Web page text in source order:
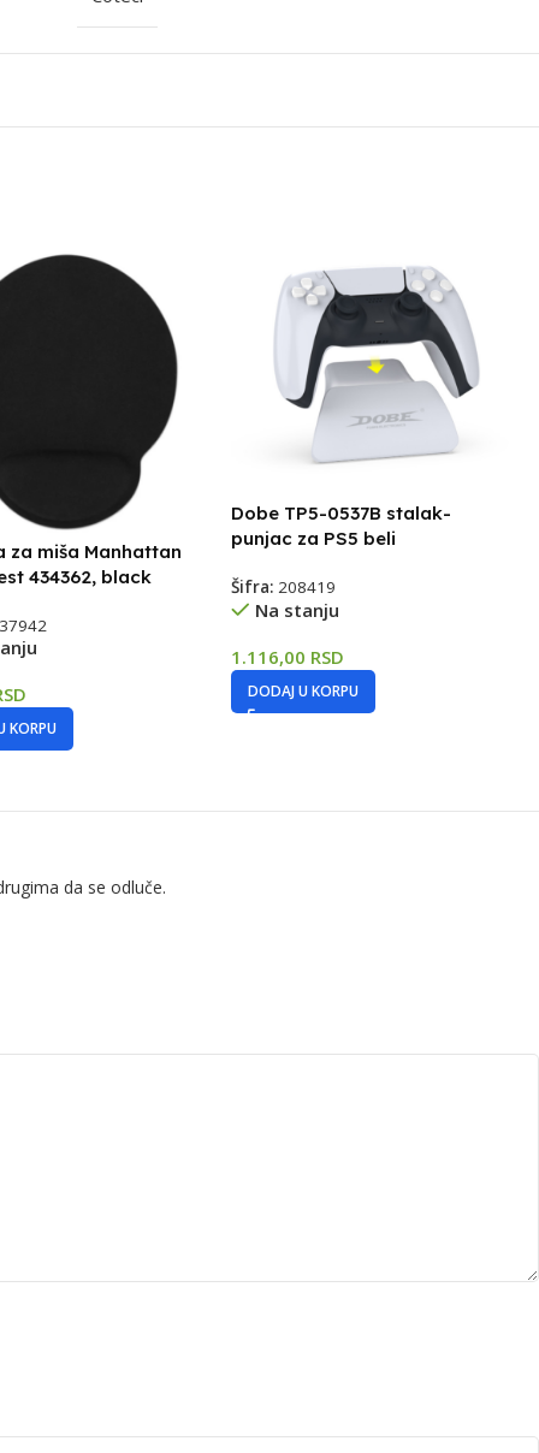
za miša Manhattan
434362, black
KORPU
Dobe TP5-0537B stalak-
punjac za PS5 beli
Šifra:208419
Na stanju
1.116,00 RSD
DODAJ U KORPU
da se odluče.